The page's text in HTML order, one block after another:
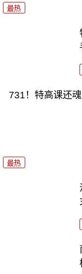
最热
731！特高课还
最热